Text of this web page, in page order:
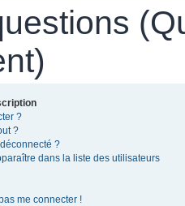
?
?
?
dans la liste des utilisateurs
me connecter !